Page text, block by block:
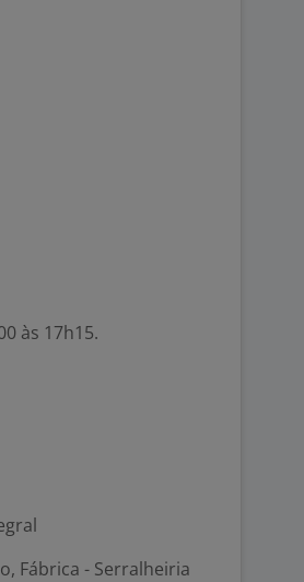
às 17h15.
Fábrica - Serralheiria